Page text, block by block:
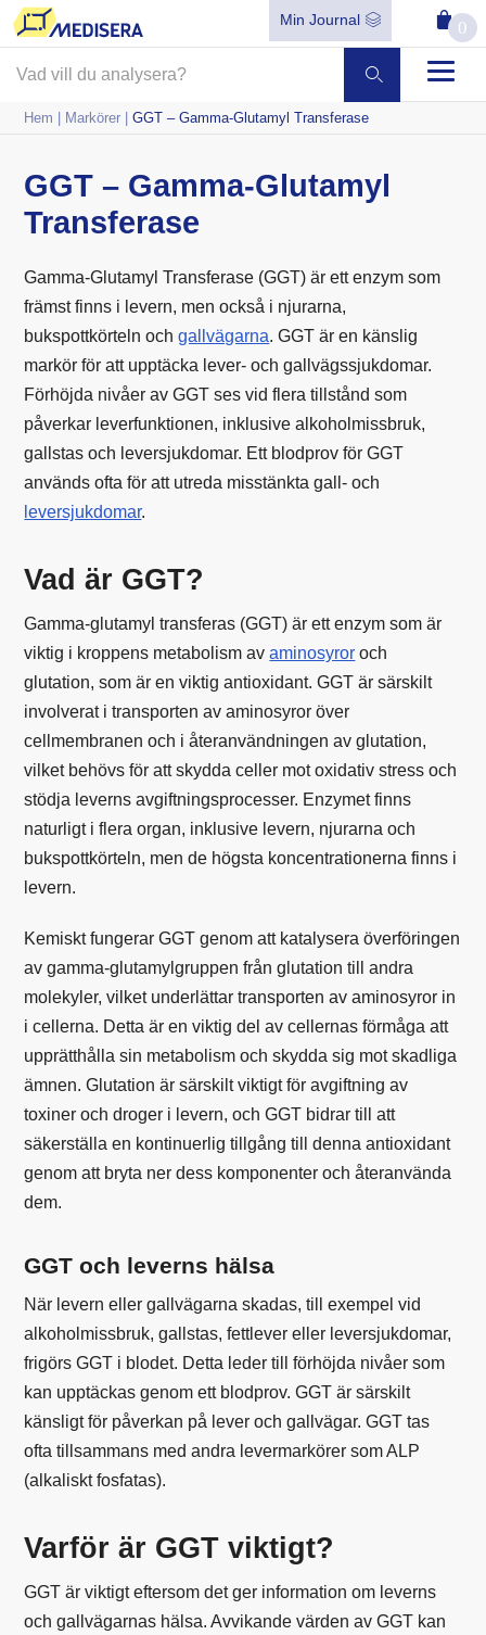
Min Journal 0
Hem | Markörer |GGT – Gamma-Glutamyl Transferase
GGT – Gamma-Glutamyl
Transferase
Gamma-Glutamyl Transferase (GGT) är ett enzym som
främst finns i levern, men också i njurarna,
bukspottkörteln ochgallvägarna. GGT är en känslig
markör för att upptäcka lever- och gallvägssjukdomar.
Förhöjda nivåer av GGT ses vid flera tillstånd som
påverkar leverfunktionen, inklusive alkoholmissbruk,
gallstas och leversjukdomar. Ett blodprov för GGT
används ofta för att utreda misstänkta gall- och
leversjukdomar.
Vad är GGT?
Gamma-glutamyl transferas (GGT) är ett enzym som är
viktig i kroppens metabolism avaminosyror och
glutation, som är en viktig antioxidant. GGT är särskilt
involverat i transporten av aminosyror över
cellmembranen och i återanvändningen av glutation,
vilket behövs för att skydda celler mot oxidativ stress och
stödja leverns avgiftningsprocesser. Enzymet finns
naturligt i flera organ, inklusive levern, njurarna och
bukspottkörteln, men de högsta koncentrationerna finns i
levern.
Kemiskt fungerar GGT genom att katalysera överföringen
av gamma-glutamylgruppen från glutation till andra
molekyler, vilket underlättar transporten av aminosyror in
i cellerna. Detta är en viktig del av cellernas förmåga att
upprätthålla sin metabolism och skydda sig mot skadliga
ämnen. Glutation är särskilt viktigt för avgiftning av
toxiner och droger i levern, och GGT bidrar till att
säkerställa en kontinuerlig tillgång till denna antioxidant
genom att bryta ner dess komponenter och återanvända
dem.
GGT och leverns hälsa
När levern eller gallvägarna skadas, till exempel vid
alkoholmissbruk, gallstas, fettlever eller leversjukdomar,
frigörs GGT i blodet. Detta leder till förhöjda nivåer som
kan upptäckas genom ett blodprov. GGT är särskilt
känsligt för påverkan på lever och gallvägar. GGT tas
ofta tillsammans med andra levermarkörer som ALP
(alkaliskt fosfatas).
Varför är GGT viktigt?
GGT är viktigt eftersom det ger information om leverns
och gallvägarnas hälsa. Avvikande värden av GGT kan